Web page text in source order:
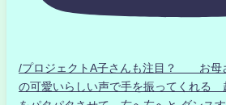
/プロジェクトA子さんも注目？ お母
の可愛いらしい声で手を振ってくれる